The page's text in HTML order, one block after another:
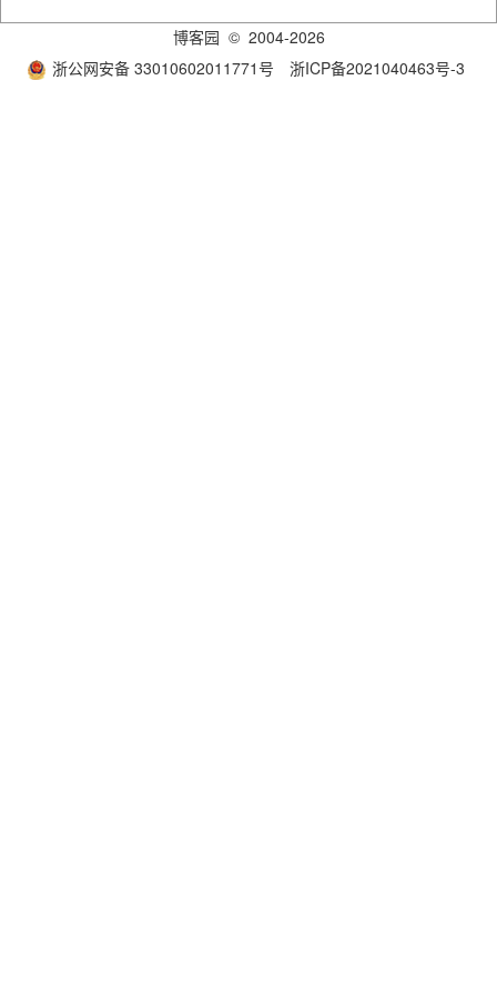
博客园 © 2004-2026
浙公网安备 33010602011771号
浙ICP备2021040463号-3